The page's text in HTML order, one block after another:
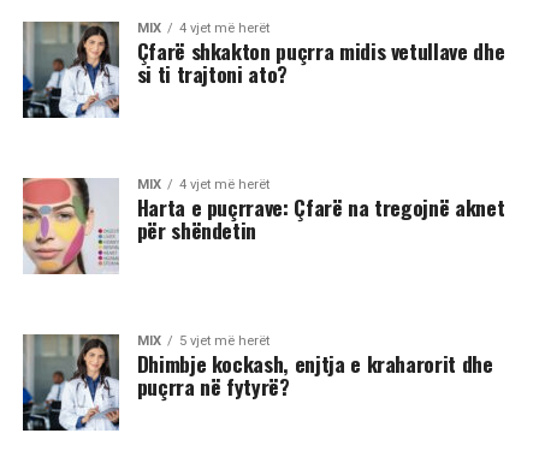
MIX 4 vjet më herët
Çfarë shkakton puçrra midis vetullave dhe
si ti trajtoni ato?
MIX 4 vjet më herët
Harta e puçrrave: Çfarë na tregojnë aknet
për shëndetin
MIX 5 vjet më herët
Dhimbje kockash, enjtja e kraharorit dhe
puçrra në fytyrë?